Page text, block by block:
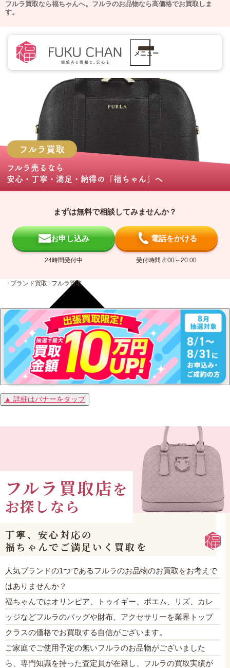
フルラ買取なら福ちゃんへ。 フルラのお品物なら高価格でお買取しま
す。
メニュー
フルラ 買取
フルラ売る なら
安心・丁寧・満足・納得の
「福ちゃん」 へ
まずは無料で相談してみませんか？
お申し込み
24時間受付中
電話をかける
受付時間 8:00～20:00
ブランド買取 フルラ買取
▲ 詳細はバナーをタップ
フルラ買取店を
お探しなら
丁寧、安心対応の
福ちゃんでご満足いく買取を
人気ブランドの1つであるフルラのお品物のお買取をお考えで
はありませんか？
福ちゃんではオリンピア、トゥイギー、ポエム、リズ、カレ
ッジなどフルラのバッグや財布、アクセサリーを業界トップ
クラスの価格でお買取する自信がございます。
ご家庭でご使用予定の無いフルラのお品物がございました
ら、専門知識を持った査定員が在籍し、フルラの買取実績が